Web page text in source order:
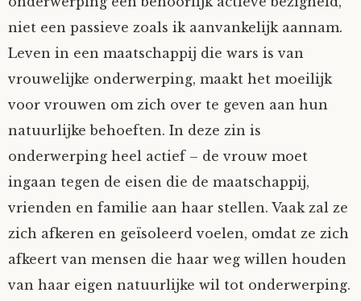
niet een passieve zoals ik aanvankelijk aannam.
Leven in een maatschappij die wars is van
vrouwelijke onderwerping, maakt het moeilijk
voor vrouwen om zich over te geven aan hun
natuurlijke behoeften. In deze zin is
onderwerping heel actief – de vrouw moet
ingaan tegen de eisen die de maatschappij,
vrienden en familie aan haar stellen. Vaak zal ze
zich afkeren en geïsoleerd voelen, omdat ze zich
afkeert van mensen die haar weg willen houden
van haar eigen natuurlijke wil tot onderwerping.